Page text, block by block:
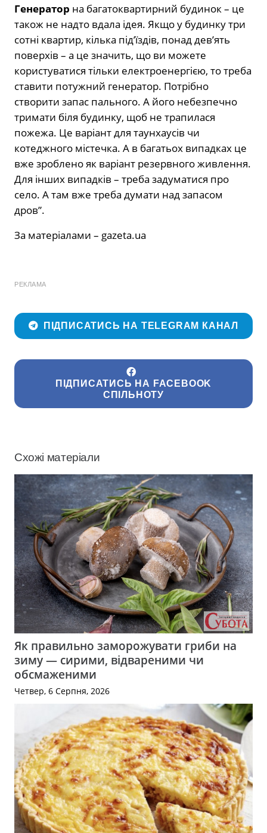
Генератор на багатоквартирний будинок – це
також не надто вдала ідея. Якщо у будинку три
сотні квартир, кілька під’їздів, понад дев’ять
поверхів – а це значить, що ви можете
користуватися тільки електроенергією, то треба
ставити потужний генератор. Потрібно
створити запас пального. А його небезпечно
тримати біля будинку, щоб не трапилася
пожежа. Це варіант для таунхаусів чи
котеджного містечка. А в багатьох випадках це
вже зроблено як варіант резервного живлення.
Для інших випадків – треба задуматися про
село. А там вже треба думати над запасом
дров”.
За матеріалами – gazeta.ua
РЕКЛАМА
ПІДПИСАТИСЬ НА TELEGRAM КАНАЛ
ПІДПИСАТИСЬ НА FACEBOOK
СПІЛЬНОТУ
Схожі матеріали
Як правильно заморожувати гриби на
зиму — сирими, відвареними чи
обсмаженими
Четвер, 6 Серпня, 2026